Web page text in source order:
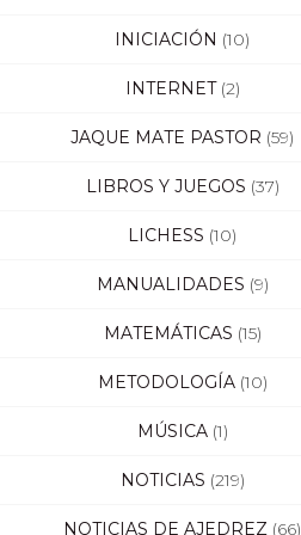
INICIACIÓN (10)
INTERNET(2)
JAQUE MATE PASTOR (59)
LIBROS Y JUEGOS (37)
LICHESS (10)
MANUALIDADES (9)
MATEMÁTICAS (15)
METODOLOGÍA(10)
MÚSICA(1)
NOTICIAS (219)
NOTICIAS DE AJEDREZ (66)